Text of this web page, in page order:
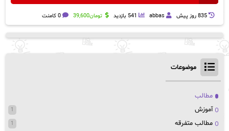
835 روز پيش abbas 541 بازدید تومان39,600 0 کامنت
موضوعات
مطالب
آموزش
1
مطالب متفرقه 1